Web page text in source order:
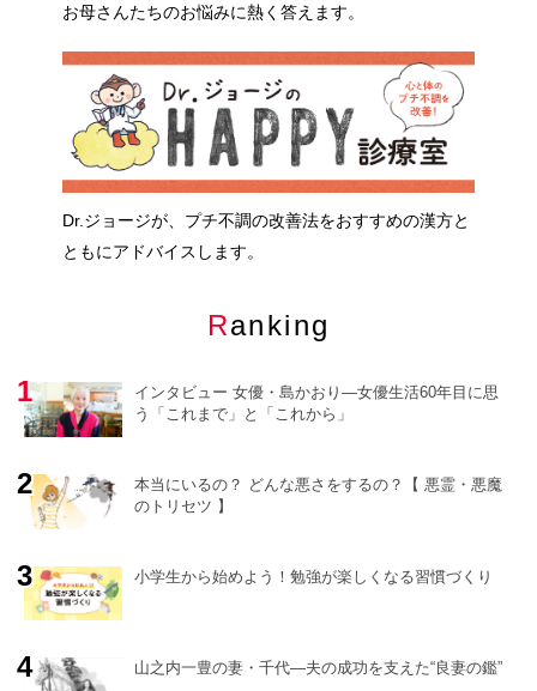
お母さんたちのお悩みに熱く答えます。
Dr.ジョージが、プチ不調の改善法をおすすめの漢方と
ともにアドバイスします。
Ranking
インタビュー 女優・島かおり―女優生活60年目に思
う「これまで」と「これから」
本当にいるの？ どんな悪さをするの？【 悪霊・悪魔
のトリセツ 】
小学生から始めよう！勉強が楽しくなる習慣づくり
山之内一豊の妻・千代―夫の成功を支えた“良妻の鑑”